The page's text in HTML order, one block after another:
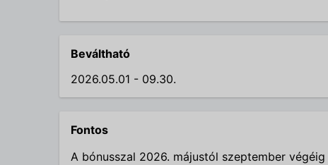
Beváltható
2026.05.01 - 09.30.
Fontos
A bónusszal 2026. májustól szeptember végéig